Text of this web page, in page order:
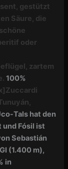
gestützt
Säure, die
oder
zartem
100%
Zuccardi
Tals hat den
Fósil ist
Sebastián
(1.400 m),
in